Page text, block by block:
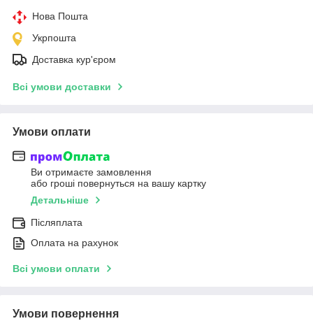
Нова Пошта
Укрпошта
Доставка кур'єром
Всі умови доставки
Умови оплати
Ви отримаєте замовлення
або гроші повернуться на вашу картку
Детальніше
Післяплата
Оплата на рахунок
Всі умови оплати
Умови повернення